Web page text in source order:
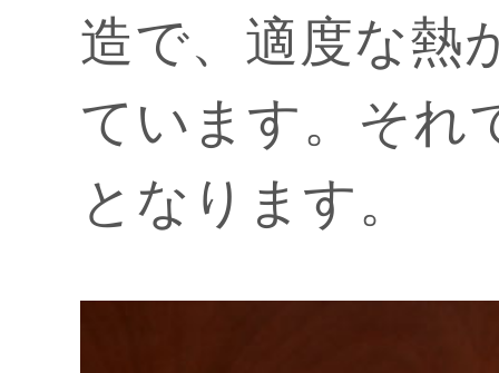
造で、適度な熱
ています。それ
となります。